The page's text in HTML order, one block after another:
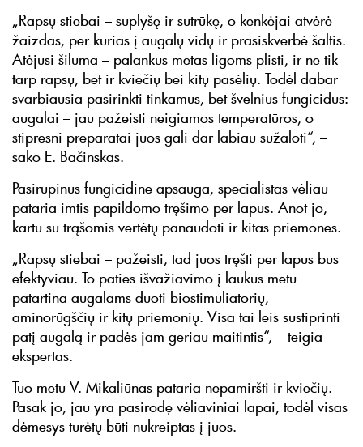
„Rapsų stiebai – suplyšę ir sutrūkę, o kenkėjai atvėrė
žaizdas, per kurias į augalų vidų ir prasiskverbė šaltis.
Atėjusi šiluma – palankus metas ligoms plisti, ir ne tik
tarp rapsų, bet ir kviečių bei kitų pasėlių. Todėl dabar
svarbiausia pasirinkti tinkamus, bet švelnius fungicidus:
augalai – jau pažeisti neigiamos temperatūros, o
stipresni preparatai juos gali dar labiau sužaloti“, –
sako E. Bačinskas.
Pasirūpinus fungicidine apsauga, specialistas vėliau
pataria imtis papildomo tręšimo per lapus. Anot jo,
kartu su trąšomis vertėtų panaudoti ir kitas priemones.
„Rapsų stiebai – pažeisti, tad juos tręšti per lapus bus
efektyviau. To paties išvažiavimo į laukus metu
patartina augalams duoti biostimuliatorių,
aminorūgščių ir kitų priemonių. Visa tai leis sustiprinti
patį augalą ir padės jam geriau maitintis“, – teigia
ekspertas.
Tuo metu V. Mikaliūnas pataria nepamiršti ir kviečių.
Pasak jo, jau yra pasirodę vėliaviniai lapai, todėl visas
dėmesys turėtų būti nukreiptas į juos.